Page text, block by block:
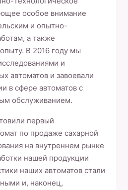
особое внимание
и опытно-
а также
В 2016 году мы
и
автоматов и завоевали
в сфере автоматов с
обслуживанием.
первый
по продаже сахарной
на внутреннем рынке
нашей продукции
наших автоматов стали
и, наконец,